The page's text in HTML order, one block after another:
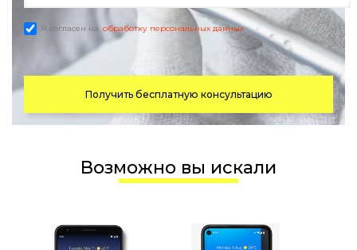
Я согласен на обработку персональных данных
Получить бесплатную консультацию
Возможно вы искали